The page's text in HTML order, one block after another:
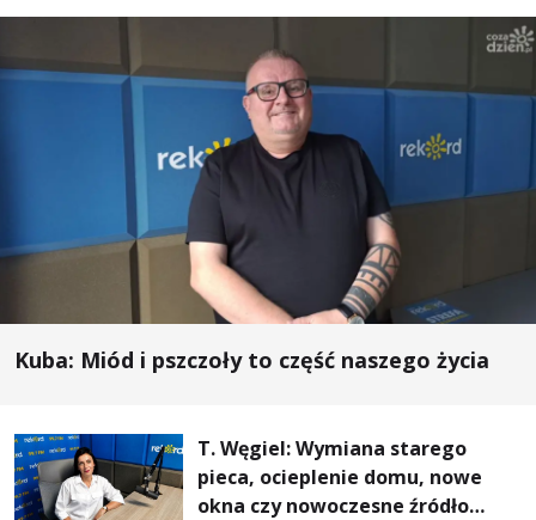
Kuba: Miód i pszczoły to część naszego życia
T. Węgiel: Wymiana starego
pieca, ocieplenie domu, nowe
okna czy nowoczesne źródło